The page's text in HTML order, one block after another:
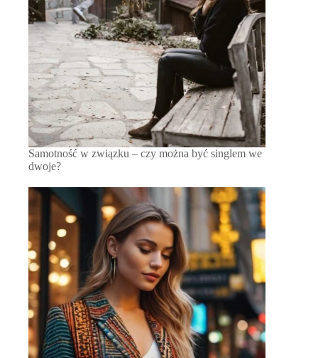
Samotność w związku – czy można być singlem we
dwoje?